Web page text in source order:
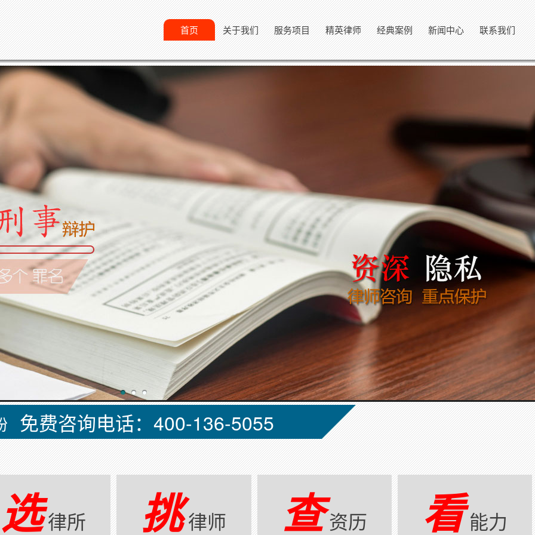
联系我们
新闻中心
经典案例
精英律师
服务项目
关于我们
首页
免费咨询电话：400-136-5055
选律所 挑律师 查资历 看 能力